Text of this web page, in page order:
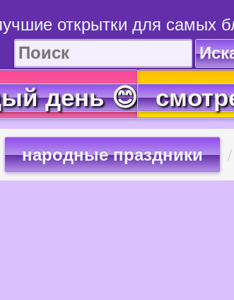
открытки для самых
день 😊
народные праздники